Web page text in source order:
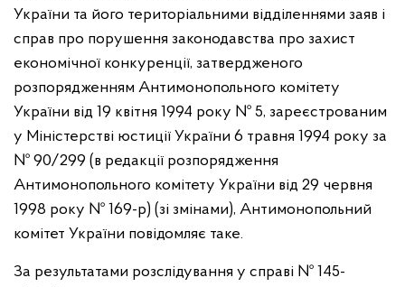
України та його територіальними відділеннями заяв і
справ про порушення законодавства про захист
економічної конкуренції, затвердженого
розпорядженням Антимонопольного комітету
України від 19 квітня 1994 року № 5, зареєстрованим
у Міністерстві юстиції України 6 травня 1994 року за
№ 90/299 (в редакції розпорядження
Антимонопольного комітету України від 29 червня
1998 року № 169-р) (зі змінами), Антимонопольний
комітет України повідомляє таке.
За результатами розслідування у справі № 145-